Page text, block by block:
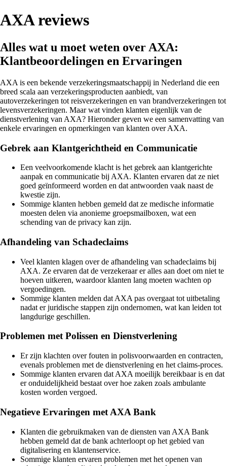
AXA reviews
Alles wat u moet weten over AXA:
Klantbeoordelingen en Ervaringen
AXA is een bekende verzekeringsmaatschappij in Nederland die een
breed scala aan verzekeringsproducten aanbiedt, van
autoverzekeringen tot reisverzekeringen en van brandverzekeringen tot
levensverzekeringen. Maar wat vinden klanten eigenlijk van de
dienstverlening van AXA? Hieronder geven we een samenvatting van
enkele ervaringen en opmerkingen van klanten over AXA.
Gebrek aan Klantgerichtheid en Communicatie
Een veelvoorkomende klacht is het gebrek aan klantgerichte
aanpak en communicatie bij AXA. Klanten ervaren dat ze niet
goed geïnformeerd worden en dat antwoorden vaak naast de
kwestie zijn.
Sommige klanten hebben gemeld dat ze medische informatie
moesten delen via anonieme groepsmailboxen, wat een
schending van de privacy kan zijn.
Afhandeling van Schadeclaims
Veel klanten klagen over de afhandeling van schadeclaims bij
AXA. Ze ervaren dat de verzekeraar er alles aan doet om niet te
hoeven uitkeren, waardoor klanten lang moeten wachten op
vergoedingen.
Sommige klanten melden dat AXA pas overgaat tot uitbetaling
nadat er juridische stappen zijn ondernomen, wat kan leiden tot
langdurige geschillen.
Problemen met Polissen en Dienstverlening
Er zijn klachten over fouten in polisvoorwaarden en contracten,
evenals problemen met de dienstverlening en het claims-proces.
Sommige klanten ervaren dat AXA moeilijk bereikbaar is en dat
er onduidelijkheid bestaat over hoe zaken zoals ambulante
kosten worden vergoed.
Negatieve Ervaringen met AXA Bank
Klanten die gebruikmaken van de diensten van AXA Bank
hebben gemeld dat de bank achterloopt op het gebied van
digitalisering en klantenservice.
Sommige klanten ervaren problemen met het openen van